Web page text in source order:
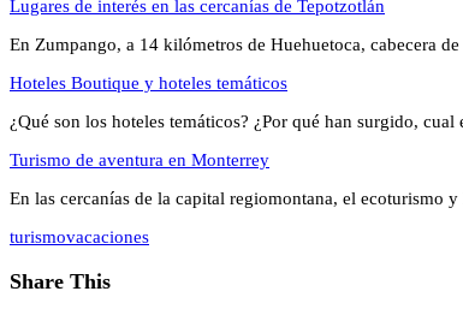
Lugares de interés en las cercanías de Tepotzotlán
En Zumpango, a 14 kilómetros de Huehuetoca, cabecera
Hoteles Boutique y hoteles temáticos
¿Qué son los hoteles temáticos? ¿Por qué han surgido,
Turismo de aventura en Monterrey
En las cercanías de la capital regiomontana, el ecoturismo
turismovacaciones
Share This